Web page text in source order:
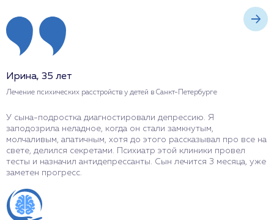
Ирина, 35 лет
Лечение психических расстройств у детей в Санкт-Петербурге
У сына-подростка диагностировали депрессию. Я
заподозрила неладное, когда он стали замкнутым,
молчаливым, апатичным, хотя до этого рассказывал про все на
свете, делился секретами. Психиатр этой клиники провел
тесты и назначил антидепрессанты. Сын лечится 3 месяца, уже
заметен прогресс.